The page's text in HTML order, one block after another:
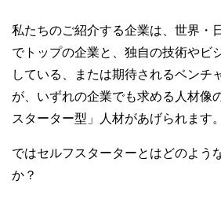
私たちのご紹介する企業は、世界・
でトップの企業と、独自の技術やビ
している、または期待されるベンチ
が、いずれの企業でも求める人材像
スターター型」人材があげられます。
ではセルフスターターとはどのよう
か？